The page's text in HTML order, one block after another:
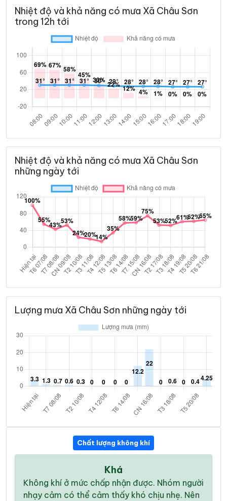
Nhiệt độ và khả năng có mưa Xã Châu Sơn
trong 12h tới
Nhiệt độ và khả năng có mưa Xã Châu Sơn
những ngày tới
Lượng mưa Xã Châu Sơn những ngày tới
Chất lượng không khí
Khá
Không khí ở mức chấp nhận được. Nhóm người
nhạy cảm có thể cảm thấy khó chịu nhẹ. Nên